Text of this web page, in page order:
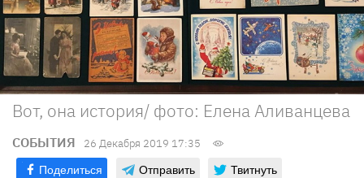
Вот, она история/ фото: Елена Аливанцева
СОБЫТИЯ 26 Декабря 2019 17:35
Поделиться Отправить Твитнуть